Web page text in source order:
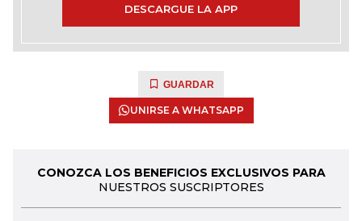
DESCARGUE LA APP
GUARDAR
UNIRSE A WHATSAPP
CONOZCA LOS BENEFICIOS EXCLUSIVOS PARA
NUESTROS SUSCRIPTORES